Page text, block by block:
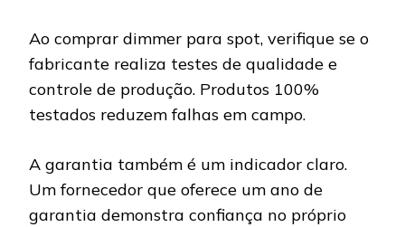
Ao comprar dimmer para spot, verifique se o
fabricante realiza testes de qualidade e
controle de produção. Produtos 100%
testados reduzem falhas em campo.
A garantia também é um indicador claro.
Um fornecedor que oferece um ano de
garantia demonstra confiança no próprio